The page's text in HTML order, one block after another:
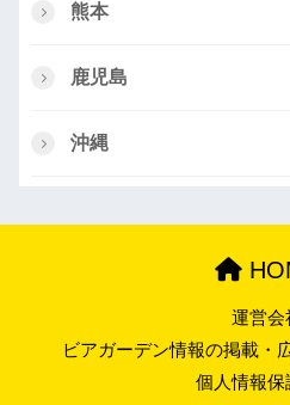
熊本
鹿児島
沖縄
運営会
ビアガーデン情報の掲載・
個人情報保